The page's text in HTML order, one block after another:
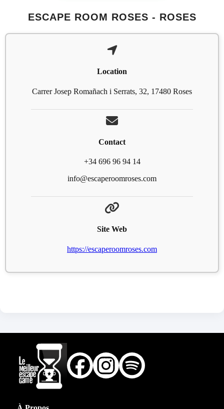
ESCAPE ROOM ROSES - ROSES
Location
Carrer Josep Romañach i Serrats, 32, 17480 Roses
Contact
+34 696 96 94 14
info@escaperoomroses.com
Site Web
https://escaperoomroses.com